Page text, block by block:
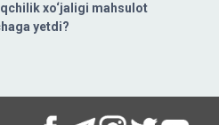
xo‘jaligi mahsulot
yetdi?